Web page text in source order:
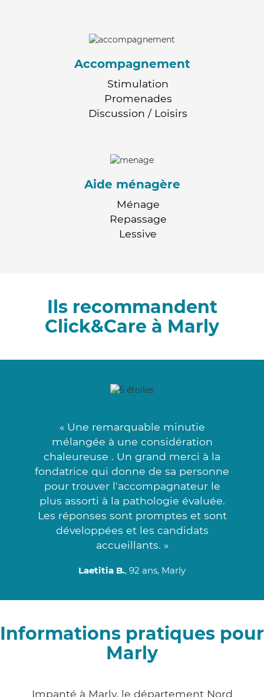
Accompagnement
Stimulation
Promenades
Discussion / Loisirs
Aide ménagère
Ménage
Repassage
Lessive
Ils recommandent
Click&Care à Marly
« Une remarquable minutie
mélangée à une considération
chaleureuse . Un grand merci à la
fondatrice qui donne de sa personne
pour trouver l'accompagnateur le
plus assorti à la pathologie évaluée.
Les réponses sont promptes et sont
développées et les candidats
accueillants. »
Laetitia B., 92 ans, Marly
Informations pratiques pour
Marly
Impanté à Marly, le département Nord